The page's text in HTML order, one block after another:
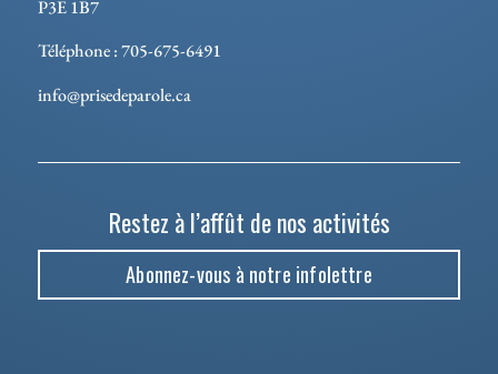
P3E 1B7
Téléphone : 705-675-6491
info@prisedeparole.ca
Restez à l’affût de nos activités
Abonnez-vous à notre infolettre